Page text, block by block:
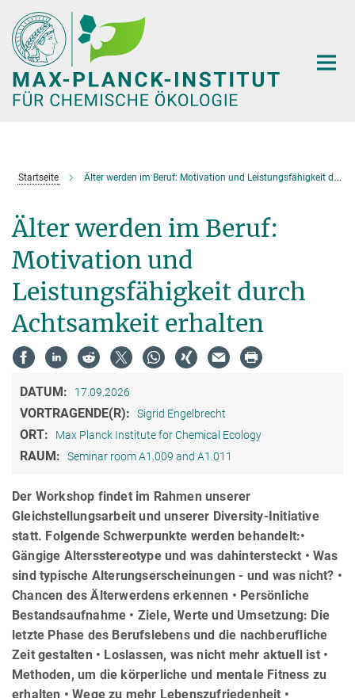
Hauptinhalt
Startseite Älter werden im Beruf: Motivation und Leistungsfähigkeit durch Achtsamkeit erhalten
Älter werden im Beruf:
Motivation und
Leistungsfähigkeit durch
Achtsamkeit erhalten
DATUM: 17.09.2026
VORTRAGENDE(R): Sigrid Engelbrecht
ORT: Max Planck Institute for Chemical Ecology
RAUM: Seminar room A1.009 and A1.011
Der Workshop findet im Rahmen unserer
Gleichstellungsarbeit und unserer Diversity-Initiative
statt. Folgende Schwerpunkte werden behandelt:•
Gängige Altersstereotype und was dahintersteckt • Was
sind typische Alterungserscheinungen - und was nicht? •
Chancen des Älterwerdens erkennen • Persönliche
Bestandsaufnahme • Ziele, Werte und Umsetzung: Die
letzte Phase des Berufslebens und die nachberufliche
Zeit gestalten • Loslassen, was nicht mehr aktuell ist •
Methoden, um die körperliche und mentale Fitness zu
erhalten • Wege zu mehr Lebenszufriedenheit •